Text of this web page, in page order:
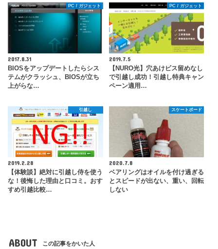
PC / ガジェット
2017.8.31
BIOSをアップデートしたらシス
テムがクラッシュ、BIOSが立ち
上がらな…
PC / ガジェット
2019.7.5
【NURO光】穴あけビス留めなし
で引越し成功！引越し特典キャン
ペーン適用…
引越し
2019.2.28
【体験談】絶対に引越し侍を使う
な！後悔した理由と口コミ。おす
すめ引越比較…
スケートボード
2020.7.8
ベアリングはオイルを付け過ぎる
とスピードが出ない、重い、回転
しない
ABOUT この記事をかいた人